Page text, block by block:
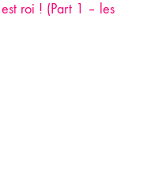
roi ! (Part 1 – les